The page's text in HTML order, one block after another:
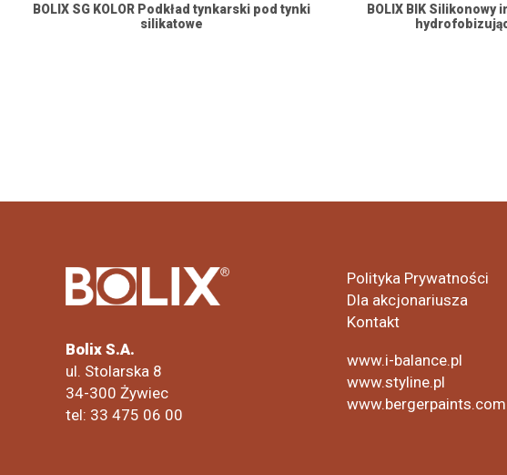
BOLIX SG KOLOR Podkład tynkarski pod tynki
silikatowe
BOLIX BIK Silikonowy
Bolix S.A.
ul. Stolarska 8
34-300 Żywiec
tel: 33 475 06 00
Polityka Prywatności
Dla akcjonariusza
Kontakt
www.i-balance.pl
www.styline.pl
www.bergerpaints.com